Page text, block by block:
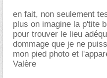
en fait, non seulement
plus on imagine la p'tite
pour trouver le lieu
dommage que je ne
mon pied photo et
Valère